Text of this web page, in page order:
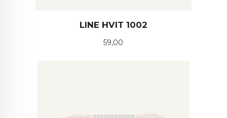
LINE HVIT 1002
Pris
59,00